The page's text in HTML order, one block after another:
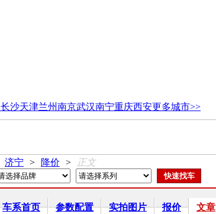
长沙天津兰州南京武汉南宁重庆西安更多城市>>
济宁 > 降价 > 正文
车系首页 参数配置 实拍图片 报价 文章